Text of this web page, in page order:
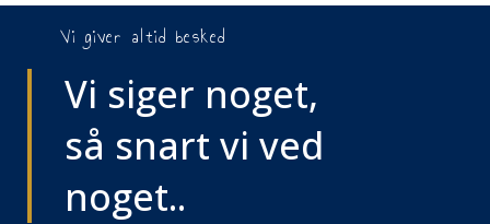
Vi giver altid besked
Vi siger noget,
så snart vi ved
noget..